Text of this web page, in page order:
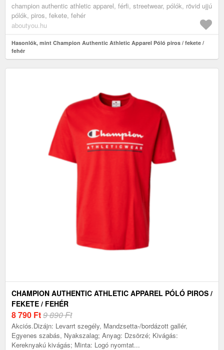
champion authentic athletic apparel, férfi, streetwear, pólók, rövid ujjú
pólók, piros, fekete, fehér
aboutyou.hu
Hasonlók, mint Champion Authentic Athletic Apparel Póló piros / fekete /
fehér
CHAMPION AUTHENTIC ATHLETIC APPAREL PÓLÓ PIROS /
FEKETE / FEHÉR
8 790 Ft9 890 Ft
Akciós.Dizájn: Levarrt szegély, Mandzsetta-/bordázott gallér,
Egyenes szabás, Nyakszalag; Anyag: Dzsörzé; Kivágás:
Kereknyakú kivágás; Minta: Logó nyomtat...